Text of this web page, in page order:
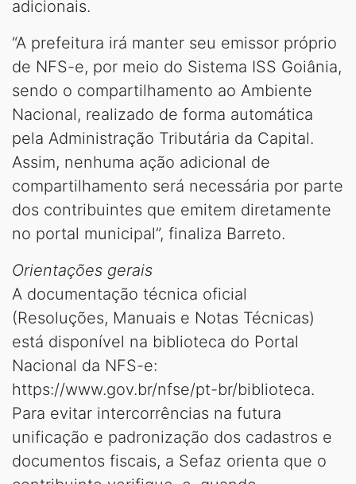
adicionais.
“A prefeitura irá manter seu emissor próprio
de NFS-e, por meio do Sistema ISS Goiânia,
sendo o compartilhamento ao Ambiente
Nacional, realizado de forma automática
pela Administração Tributária da Capital.
Assim, nenhuma ação adicional de
compartilhamento será necessária por parte
dos contribuintes que emitem diretamente
no portal municipal”, finaliza Barreto.
Orientações gerais
A documentação técnica oficial
(Resoluções, Manuais e Notas Técnicas)
está disponível na biblioteca do Portal
Nacional da NFS-e:
https://www.gov.br/nfse/pt-br/biblioteca.
Para evitar intercorrências na futura
unificação e padronização dos cadastros e
documentos fiscais, a Sefaz orienta que o